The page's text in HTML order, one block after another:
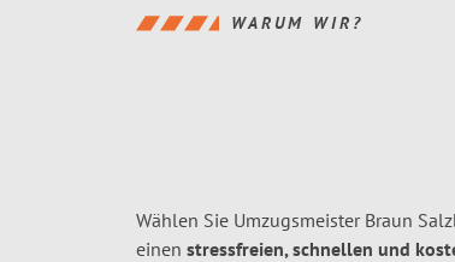
WARUM WIR?
Wählen Sie Umzugsmeister Braun
einen stressfreien, schnellen und